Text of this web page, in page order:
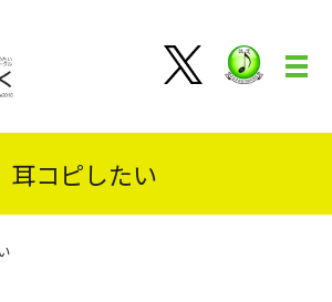
メ
耳コピしたい